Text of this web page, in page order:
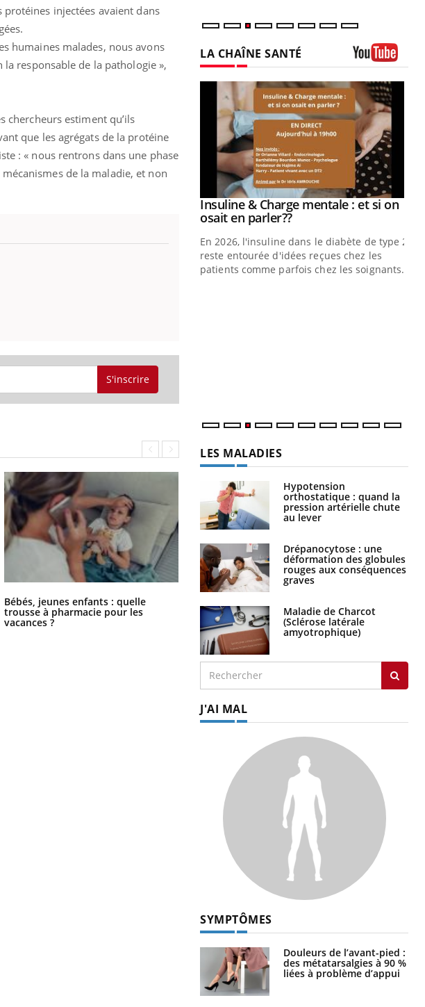
injectées avaient dans
humaines malades, nous avons
la responsable de la pathologie »,
chercheurs estiment qu’ils
que les agrégats de la protéine
: « nous rentrons dans une phase
de la maladie, et non
S'inscrire
Bébés, jeunes enfants : quelle
trousse à pharmacie pour les
vacances ?
les meilleurs exercices physiques ?
LA CHAÎNE SANTÉ
irritabilité, brouillard mental ou
Youtube
Insuline & Charge mentale : et si on
osait en parler??Youtube
En 2026, l'insuline dans le diabète de type 2
reste entourée d'idées reçues chez les
patients comme parfois chez les soignants.
LES MALADIES
Hypotension
orthostatique : quand la
pression artérielle chute
au lever
Drépanocytose : une
déformation des globules
rouges aux conséquences
graves
Maladie de Charcot
(Sclérose latérale
amyotrophique)
J'AI MAL
SYMPTÔMES
Douleurs de l’avant-pied :
des métatarsalgies à 90 %
liées à problème d’appui